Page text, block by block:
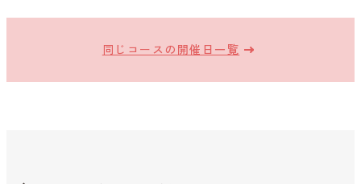
同じコースの開催日一覧